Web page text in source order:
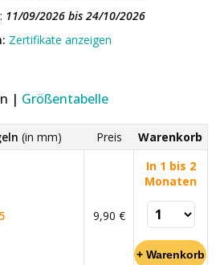
11/09/2026 bis 24/10/2026
Zertifikate anzeigen
| Größentabelle
(in mm) Preis Warenkorb
9,90 €
In 1 bis 2
Monaten